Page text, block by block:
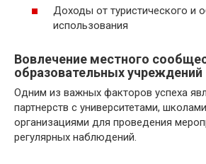
Доходы от туристического и
использования
Вовлечение местного
образовательных учреждений
Одним из важных факторов успеха
партнерств с университетами,
организациями для проведения
регулярных наблюдений.